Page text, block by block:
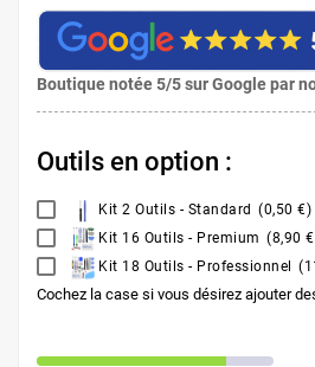
Boutique notée 5/5 sur Google par
Outils en option :
Kit 2 Outils - Standard (0,50 €)
Kit 16 Outils - Premium (8,90 €
Kit 18 Outils - Professionnel (
Cochez la case si vous désirez ajouter